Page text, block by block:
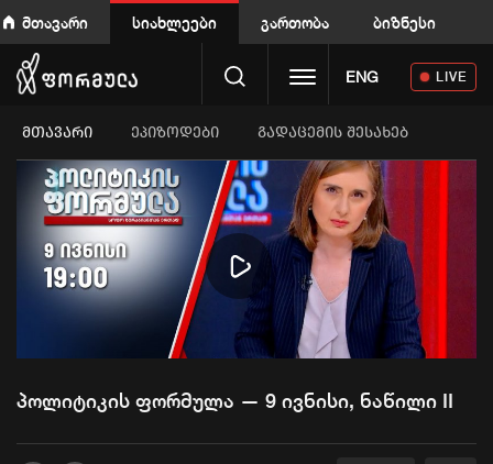
მთავარი სიახლეები გართობა ბიზნესი
Toggle navigation
ENG LIVE
ᲛᲗᲐᲕᲐᲠᲘ ეპიზოდები გადაცემის შესახებ
Play
Video
პოლიტიკის ფორმულა — 9 ივნისი, ნაწილი II